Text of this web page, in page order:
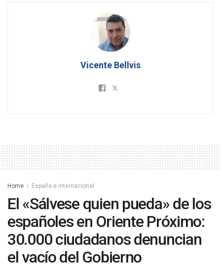
Vicente Bellvis
Home España e internacional
El «Sálvese quien pueda» de los
españoles en Oriente Próximo:
30.000 ciudadanos denuncian
el vacío del Gobierno